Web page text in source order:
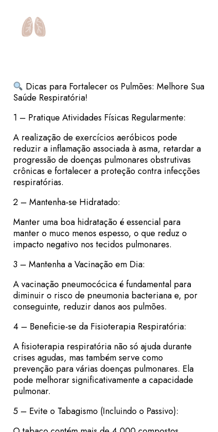
Dicas para Fortalecer os Pulmões: Melhore Sua
Saúde Respiratória!
1 – Pratique Atividades Físicas Regularmente:
A realização de exercícios aeróbicos pode
reduzir a inflamação associada à asma, retardar a
progressão de doenças pulmonares obstrutivas
crônicas e fortalecer a proteção contra infecções
respiratórias.
2 – Mantenha-se Hidratado:
Manter uma boa hidratação é essencial para
manter o muco menos espesso, o que reduz o
impacto negativo nos tecidos pulmonares.
3 – Mantenha a Vacinação em Dia:
A vacinação pneumocócica é fundamental para
diminuir o risco de pneumonia bacteriana e, por
conseguinte, reduzir danos aos pulmões.
4 – Beneficie-se da Fisioterapia Respiratória:
A fisioterapia respiratória não só ajuda durante
crises agudas, mas também serve como
prevenção para várias doenças pulmonares. Ela
pode melhorar significativamente a capacidade
pulmonar.
5 – Evite o Tabagismo (Incluindo o Passivo):